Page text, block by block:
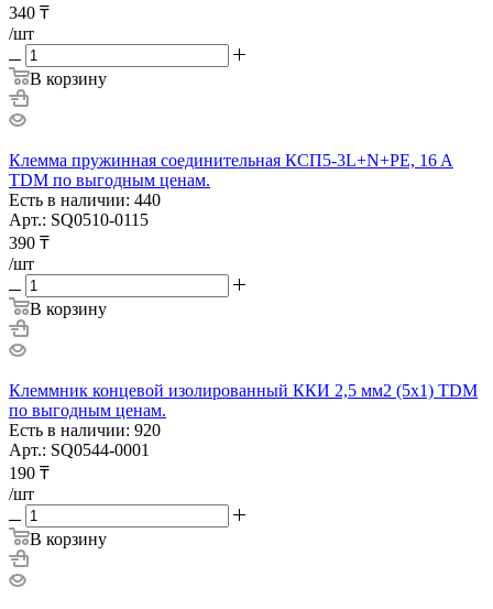
340 ₸
/шт
В корзину
Клемма пружинная соединительная КСП5-3L+N+PE, 16 A
TDM по выгодным ценам.
Есть в наличии: 440
Арт.: SQ0510-0115
390 ₸
/шт
В корзину
Клеммник концевой изолированный ККИ 2,5 мм2 (5х1) TDM
по выгодным ценам.
Есть в наличии: 920
Арт.: SQ0544-0001
190 ₸
/шт
В корзину